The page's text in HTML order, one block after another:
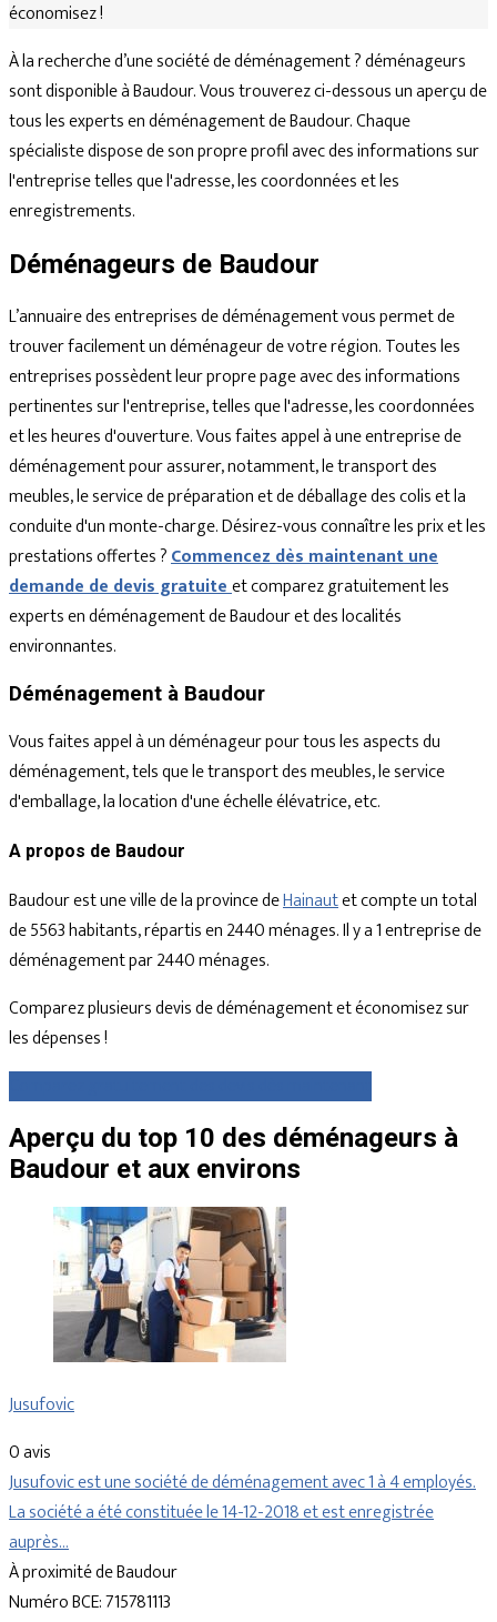
économisez !
À la recherche d’une société de déménagement ? déménageurs
sont disponible à Baudour. Vous trouverez ci-dessous un aperçu de
tous les experts en déménagement de Baudour. Chaque
spécialiste dispose de son propre profil avec des informations sur
l'entreprise telles que l'adresse, les coordonnées et les
enregistrements.
Déménageurs de Baudour
L’annuaire des entreprises de déménagement vous permet de
trouver facilement un déménageur de votre région. Toutes les
entreprises possèdent leur propre page avec des informations
pertinentes sur l'entreprise, telles que l'adresse, les coordonnées
et les heures d'ouverture. Vous faites appel à une entreprise de
déménagement pour assurer, notamment, le transport des
meubles, le service de préparation et de déballage des colis et la
conduite d'un monte-charge. Désirez-vous connaître les prix et les
prestations offertes ?Commencez dès maintenant une
demande de devis gratuiteet comparez gratuitement les
experts en déménagement de Baudour et des localités
environnantes.
Déménagement à Baudour
Vous faites appel à un déménageur pour tous les aspects du
déménagement, tels que le transport des meubles, le service
d'emballage, la location d'une échelle élévatrice, etc.
A propos de Baudour
Baudour est une ville de la province deHainautet compte un total
de 5563 habitants, répartis en 2440 ménages. Il y a 1 entreprise de
déménagement par 2440 ménages.
Comparez plusieurs devis de déménagement et économisez sur
les dépenses !
Aperçu du top 10 des déménageurs à
Baudour et aux environs
Jusufovic
0 avis
Jusufovic est une société de déménagement avec 1 à 4 employés.
La société a été constituée le 14-12-2018 et est enregistrée
auprès…
À proximité de Baudour
Numéro BCE: 715781113